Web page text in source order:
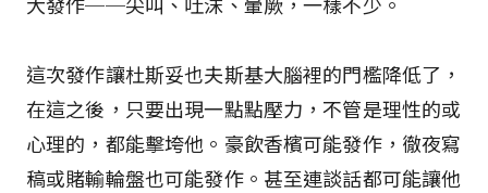
這次發作讓杜斯妥也夫斯基大腦裡的門檻降低了，
在這之後，只要出現一點點壓力，不管是理性的或
心理的，都能擊垮他。豪飲香檳可能發作，徹夜寫
稿或賭輸輪盤也可能發作。甚至連談話都可能讓他